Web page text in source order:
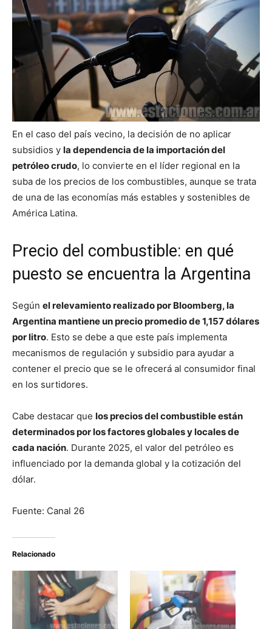
En el caso del país vecino, la decisión de no aplicar
subsidios y la dependencia de la importación del
petróleo crudo, lo convierte en el líder regional en la
suba de los precios de los combustibles, aunque se trata
de una de las economías más estables y sostenibles de
América Latina.
Precio del combustible: en qué
puesto se encuentra la Argentina
Según el relevamiento realizado por Bloomberg, la
Argentina mantiene un precio promedio de 1,157 dólares
por litro. Esto se debe a que este país implementa
mecanismos de regulación y subsidio para ayudar a
contener el precio que se le ofrecerá al consumidor final
en los surtidores.
Cabe destacar que los precios del combustible están
determinados por los factores globales y locales de
cada nación. Durante 2025, el valor del petróleo es
influenciado por la demanda global y la cotización del
dólar.
Fuente: Canal 26
Relacionado